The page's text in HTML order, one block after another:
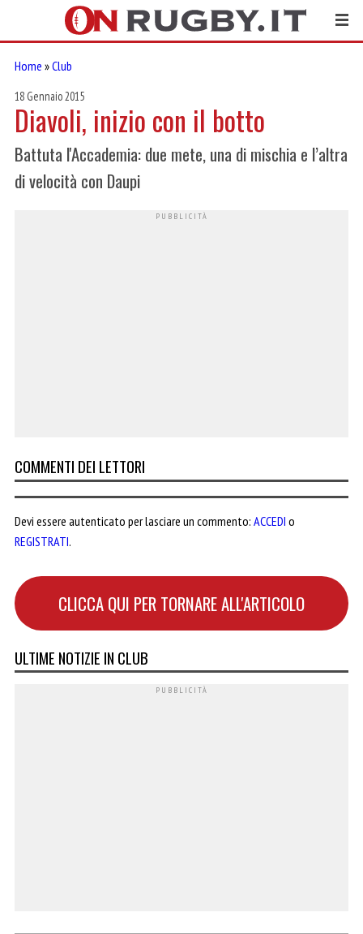
Home »Club
18 Gennaio 2015
Diavoli, inizio con il botto
Battuta l'Accademia: due mete, una di mischia e l’altra
di velocità con Daupi
COMMENTI DEI LETTORI
Devi essere autenticato per lasciare un commento: ACCEDI o
REGISTRATI.
CLICCA QUI PER TORNARE ALL'ARTICOLO
ULTIME NOTIZIE IN CLUB